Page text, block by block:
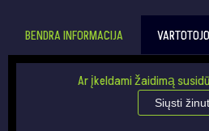
BENDRA INFORMACIJA
Ar įkeldami žaidimą
Siųsti